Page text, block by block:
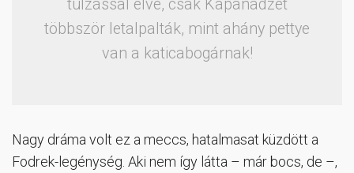
túlzással élve, csak Kapanadzét
többször letalpalták, mint ahány pettye
van a katicabogárnak!
Nagy dráma volt ez a meccs, hatalmasat küzdött a
Fodrek-legénység. Aki nem így látta – már bocs, de –,